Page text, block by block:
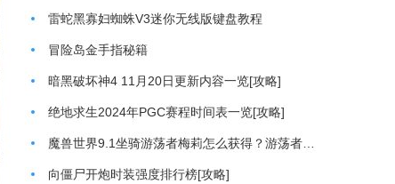
雷蛇黑寡妇蜘蛛V3迷你无线版键盘教程
冒险岛金手指秘籍
暗黑破坏神4 11月20日更新内容一览[攻略]
绝地求生2024年PGC赛程时间表一览[攻略]
向僵尸开炮时装强度排行榜[攻略]